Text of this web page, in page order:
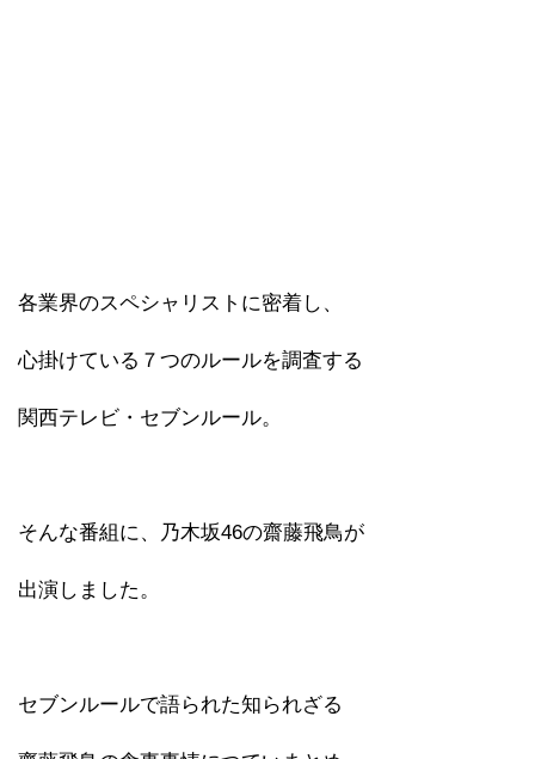
各業界のスペシャリストに密着し、
心掛けている７つのルールを調査する
関西テレビ・セブンルール。
そんな番組に、乃木坂46の齋藤飛鳥が
出演しました。
セブンルールで語られた知られざる